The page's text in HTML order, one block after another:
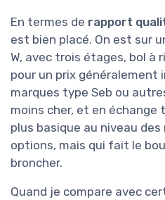
En termes de rapport
est bien placé. On est sur
W, avec trois étages, bol
pour un prix généralement
marques type Seb ou
moins cher, et en échange
plus basique au niveau
options, mais qui fait le
broncher.
Quand je compare avec